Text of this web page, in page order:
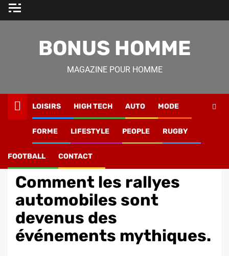
Skip
BONUS HOMME
MAGAZINE POUR HOMME
LOISIRS HIGH TECH AUTO MODE
FORME LIFESTYLE PEOPLE RUGBY
FOOTBALL CONTACT
automobiles sont devenus des événements mythiques.
Comment les rallyes
automobiles sont
devenus des
événements mythiques.